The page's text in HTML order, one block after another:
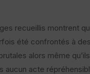
recueillis montrent
été confrontés à des
alors même
aucun acte